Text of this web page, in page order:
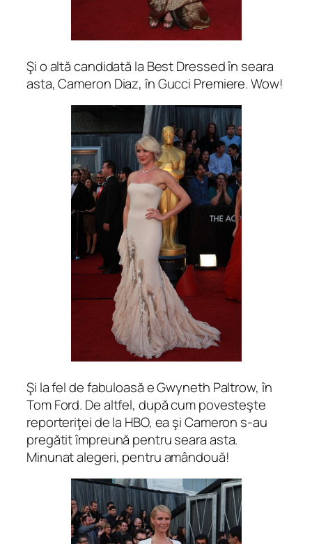
Şi o altă candidată la Best Dressed în seara
asta, Cameron Diaz, în Gucci Premiere. Wow!
Şi la fel de fabuloasă e Gwyneth Paltrow, în
Tom Ford. De altfel, după cum povesteşte
reporteriţei de la HBO, ea şi Cameron s-au
pregătit împreună pentru seara asta.
Minunat alegeri, pentru amândouă!